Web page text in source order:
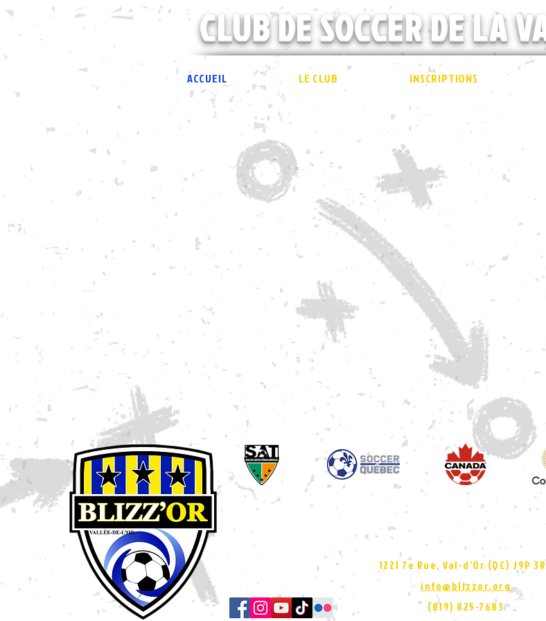
CLUB DE SOCCER DE LA
ACCUEIL LE CLUB INSCRIPTIONS
CLUB DE SOCCER DE LA
1221 7e Rue, Val-d'Or (QC) J9P
info@blizzor.org
(819) 825-7683